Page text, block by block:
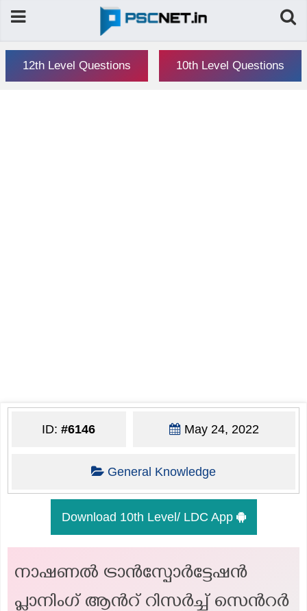
12th Level Questions 10th Level Questions
ID:#6146 May 24, 2022
General Knowledge
Download 10th Level/ LDC App
നാഷണല്‍ ട്രാന്‍‍‍സ്പോര്‍ട്ടേഷന്‍
പ്ലാനിംഗ് ആന്‍റ് റിസര്‍ച്ച് സെന്‍റര്‍